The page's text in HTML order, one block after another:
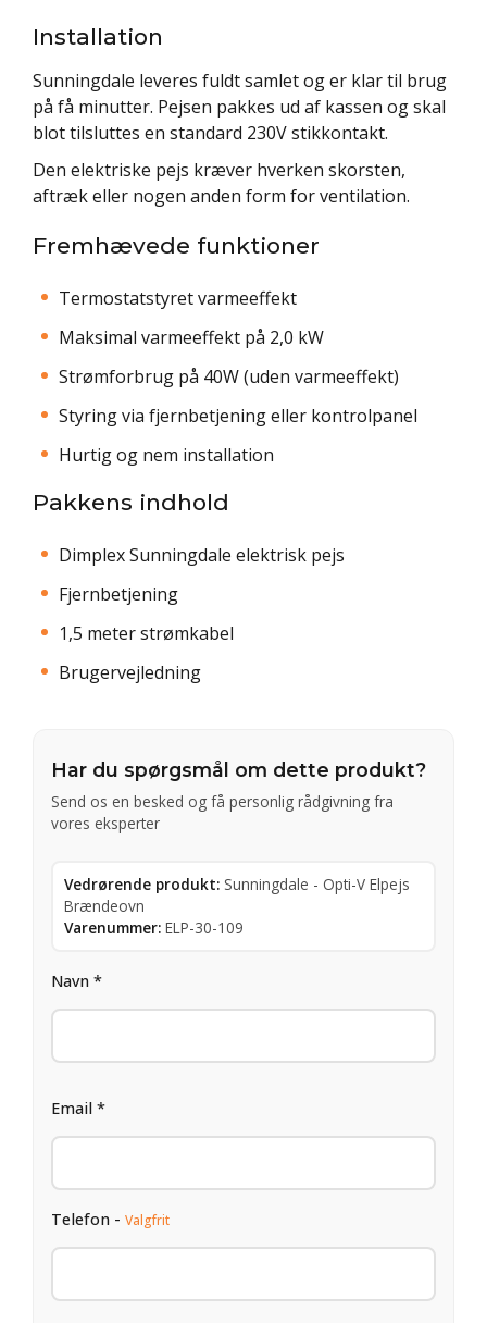
Installation
Sunningdale leveres fuldt samlet og er klar til brug
på få minutter. Pejsen pakkes ud af kassen og skal
blot tilsluttes en standard 230V stikkontakt.
Den elektriske pejs kræver hverken skorsten,
aftræk eller nogen anden form for ventilation.
Fremhævede funktioner
Termostatstyret varmeeffekt
Maksimal varmeeffekt på 2,0 kW
Strømforbrug på 40W (uden varmeeffekt)
Styring via fjernbetjening eller kontrolpanel
Hurtig og nem installation
Pakkens indhold
Dimplex Sunningdale elektrisk pejs
Fjernbetjening
1,5 meter strømkabel
Brugervejledning
Har du spørgsmål om dette produkt?
Send os en besked og få personlig rådgivning fra
vores eksperter
Vedrørende produkt: Sunningdale - Opti-V Elpejs
Brændeovn
Varenummer: ELP-30-109
Navn *
Email *
Telefon - Valgfrit